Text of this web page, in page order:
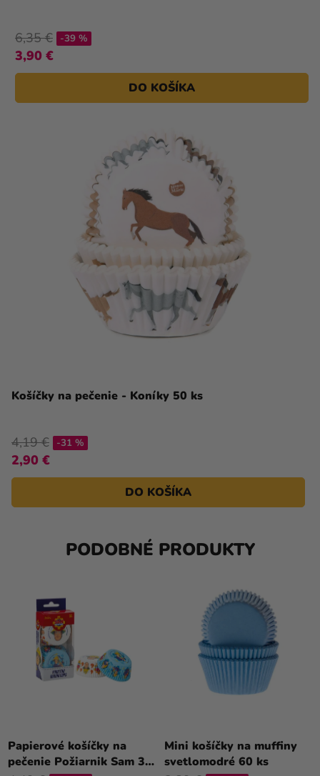
6,35 €
3,90 €
-39 %
DO KOŠÍKA
Košíčky na pečenie - Koníky 50 ks
4,19 €
2,90 €
-31 %
DO KOŠÍKA
PODOBNÉ PRODUKTY
Papierové košíčky na
pečenie Požiarnik Sam 36
Mini košíčky na muffiny
svetlomodré 60 ks